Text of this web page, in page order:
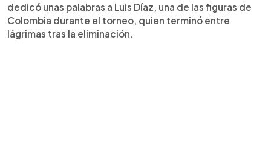
dedicó unas palabras a Luis Díaz, una de las figuras de
Colombia durante el torneo, quien terminó entre
lágrimas tras la eliminación.